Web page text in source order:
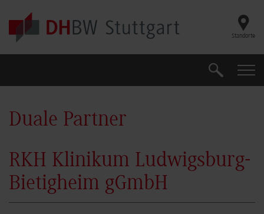
Skip to main content
Standorte
Suche
Duale Partner
RKH Klinikum Ludwigsburg-
Bietigheim gGmbH